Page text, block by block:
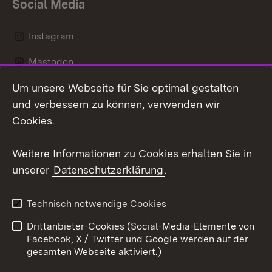
Social Media
Instagram
Mastodon
Messenger
Kontakt
Impressum
Cookies
Um unsere Webseite für Sie optimal gestalten
und verbessern zu können, verwenden wir
Cookies.
Weitere Informationen zu Cookies erhalten Sie in
unserer Datenschutzerklärung.
Technisch notwendige Cookies
Drittanbieter-Cookies (Social-Media-Elemente von
Facebook, X / Twitter und Google werden auf der
gesamten Webseite aktiviert.)